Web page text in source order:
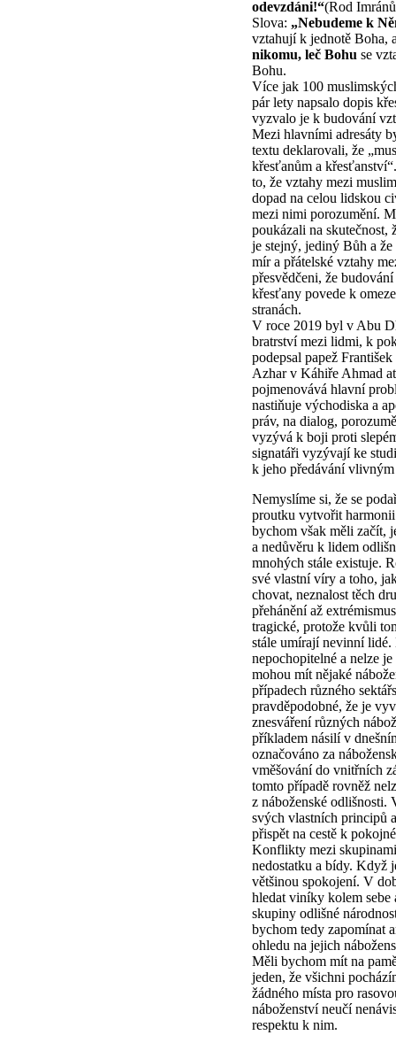
odevzdáni!“(Rod
Slova: „Nebudeme k
vztahují k jednotě Boha,
nikomu, leč Bohu se
Bohu.
Více jak 100
pár lety napsalo dopis
vyzvalo je k budování
Mezi hlavními adresáty
textu deklarovali, že
křesťanům a
to, že vztahy mezi
dopad na celou lidskou
mezi nimi porozumění.
poukázali na skutečnost,
je stejný, jediný Bůh a
mír a přátelské vztahy
přesvědčeni, že
křesťany povede k
stranách.
V roce 2019 byl v Abu
bratrství mezi lidmi, k
podepsal papež
Azhar v Káhiře Ahmad
pojmenovává hlavní
nastiňuje východiska a
práv, na dialog,
vyzývá k boji proti
signatáři vyzývají ke
k jeho předávání vlivným
Nemyslíme si, že se
proutku vytvořit
bychom však měli začít,
a nedůvěru k lidem
mnohých stále existuje.
své vlastní víry a toho,
chovat, neznalost těch
přehánění až
tragické, protože kvůli
stále umírají nevinní lidé.
nepochopitelné a nelze
mohou mít nějaké
případech různého
pravděpodobné, že je
znesváření různých
příkladem násilí v
označováno za
vměšování do vnitřních
tomto případě rovněž
z náboženské odlišnosti.
svých vlastních principů
přispět na cestě k
Konflikty mezi
nedostatku a bídy. Když
většinou spokojení. V
hledat viníky kolem sebe
skupiny odlišné
bychom tedy zapomínat
ohledu na jejich
Měli bychom mít na
jeden, že všichni
žádného místa pro
náboženství neučí
respektu k nim.